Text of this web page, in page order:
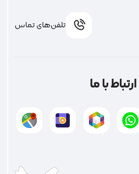
تلفن‌های تماس
ارتباط با ما